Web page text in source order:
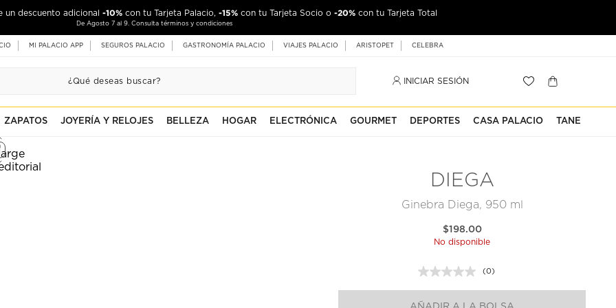
un descuento adicional -10% con tu Tarjeta Palacio, -15% con tu Tarjeta Socio o -20% con tu Tarjeta Total
De Agosto 7 al 9. Consulta términos y condiciones
MI PALACIO APP SEGUROS PALACIO GASTRONOMÍA PALACIO VIAJES PALACIO ARISTOPET CELEBRA
INICIAR SESIÓN
ZAPATOS JOYERÍA Y RELOJES BELLEZA HOGAR ELECTRÓNICA GOURMET DEPORTES CASA PALACIO TANE
DIEGA
Ginebra Diega, 950 ml
$198.00
No disponible
Sin
puntuación.
(0)